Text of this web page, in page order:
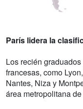
París lidera la
Los recién
francesas, como
Nantes, Niza y
área metropolitana